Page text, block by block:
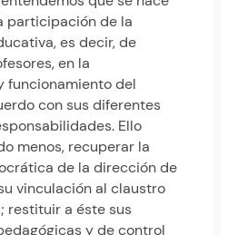
participación de la
es decir, de
en la
funcionamiento del
con sus diferentes
Ello
menos, recuperar la
de la dirección de
vinculación al claustro
restituir a éste sus
y de control